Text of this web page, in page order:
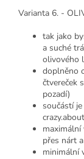
Varianta 6. -
tak jako
a suché
olivového
doplněno
čtvereček
pozadí)
součástí
přes nárt
minimální